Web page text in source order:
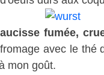
fumée,
avec le thé
mon goût.